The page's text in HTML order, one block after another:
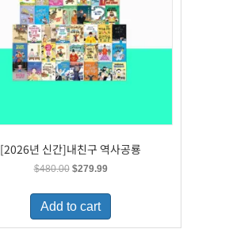
[2026년 신간]내친구 역사공룡
$480.00 Original
was:
$480.00.
$279.99Current
is:
Add to cart